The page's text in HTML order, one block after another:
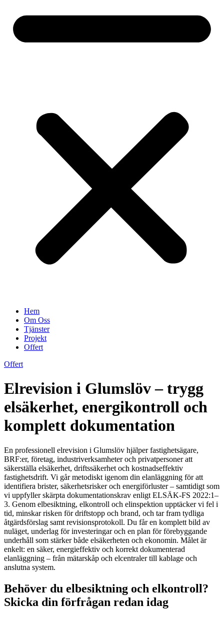
Hem
Om Oss
Tjänster
Projekt
Offert
Offert
Elrevision i Glumslöv – trygg
elsäkerhet, energikontroll och
komplett dokumentation
En professionell elrevision i Glumslöv hjälper fastighetsägare,
BRF:er, företag, industriverksamheter och privatpersoner att
säkerställa elsäkerhet, driftssäkerhet och kostnadseffektiv
fastighetsdrift. Vi går metodiskt igenom din elanläggning för att
identifiera brister, säkerhetsrisker och energiförluster – samtidigt som
vi uppfyller skärpta dokumentationskrav enligt ELSÄK-FS 2022:1–
3. Genom elbesiktning, elkontroll och elinspektion upptäcker vi fel i
tid, minskar risken för driftstopp och brand, och tar fram tydliga
åtgärdsförslag samt revisionsprotokoll. Du får en komplett bild av
nuläget, underlag för investeringar och en plan för förebyggande
underhåll som stärker både elsäkerheten och ekonomin. Målet är
enkelt: en säker, energieffektiv och korrekt dokumenterad
elanläggning – från mätarskåp och elcentraler till kablage och
anslutna system.
Behöver du elbesiktning och elkontroll?
Skicka din förfrågan redan idag